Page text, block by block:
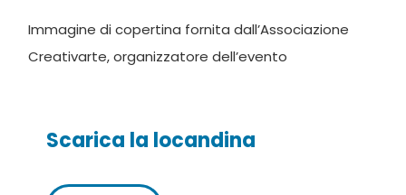
Immagine di copertina fornita dall’Associazione
Creativarte, organizzatore dell’evento
Scarica la locandina